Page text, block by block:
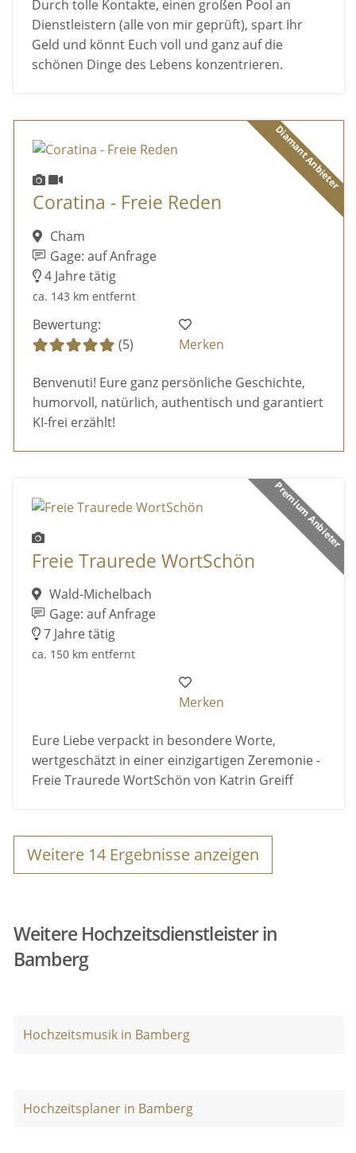
Durch tolle Kontakte, einen großen Pool an
Dienstleistern (alle von mir geprüft), spart Ihr
Geld und könnt Euch voll und ganz auf die
schönen Dinge des Lebens konzentrieren.
Diamant Anbieter
Coratina - Freie Reden
Cham
Gage: auf Anfrage
4 Jahre tätig
ca. 143 km entfernt
Bewertung:
(5)
Merken
Benvenuti! Eure ganz persönliche Geschichte,
humorvoll, natürlich, authentisch und garantiert
KI-frei erzählt!
Premium Anbieter
Freie Traurede WortSchön
Wald-Michelbach
Gage: auf Anfrage
7 Jahre tätig
ca. 150 km entfernt
Merken
Eure Liebe verpackt in besondere Worte,
wertgeschätzt in einer einzigartigen Zeremonie -
Freie Traurede WortSchön von Katrin Greiff
Weitere 14 Ergebnisse anzeigen
Weitere Hochzeitsdienstleister in
Bamberg
Hochzeitsmusik in Bamberg
Hochzeitsplaner in Bamberg